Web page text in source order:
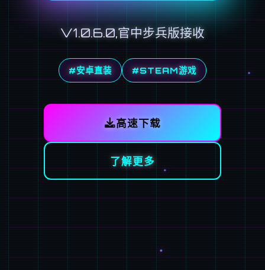
V1.0.6.0,官中步兵版接收
#安卓直装 #STEAM游戏
高速下载
了解更多